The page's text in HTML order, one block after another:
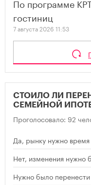
По программе
гостиниц
7 августа 2026 11:53
СТОИЛО ЛИ
СЕМЕЙНОЙ
Проголосовало: 92
Да, рынку нужно
Нет, изменения нужно
Нужно было